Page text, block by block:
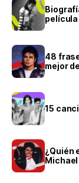
48
mejor
15
¿Quién